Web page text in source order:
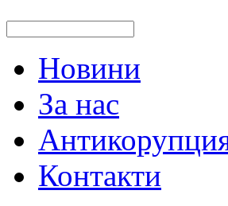
Новини
За нас
Контакти